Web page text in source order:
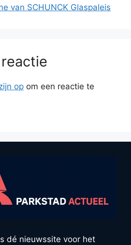
van SCHUNCK Glaspaleis
op om een reactie te
dé nieuwssite voor het